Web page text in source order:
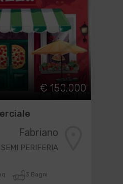
€ 150.000
Fabriano
SEMI PERIFERIA
3 Bagni